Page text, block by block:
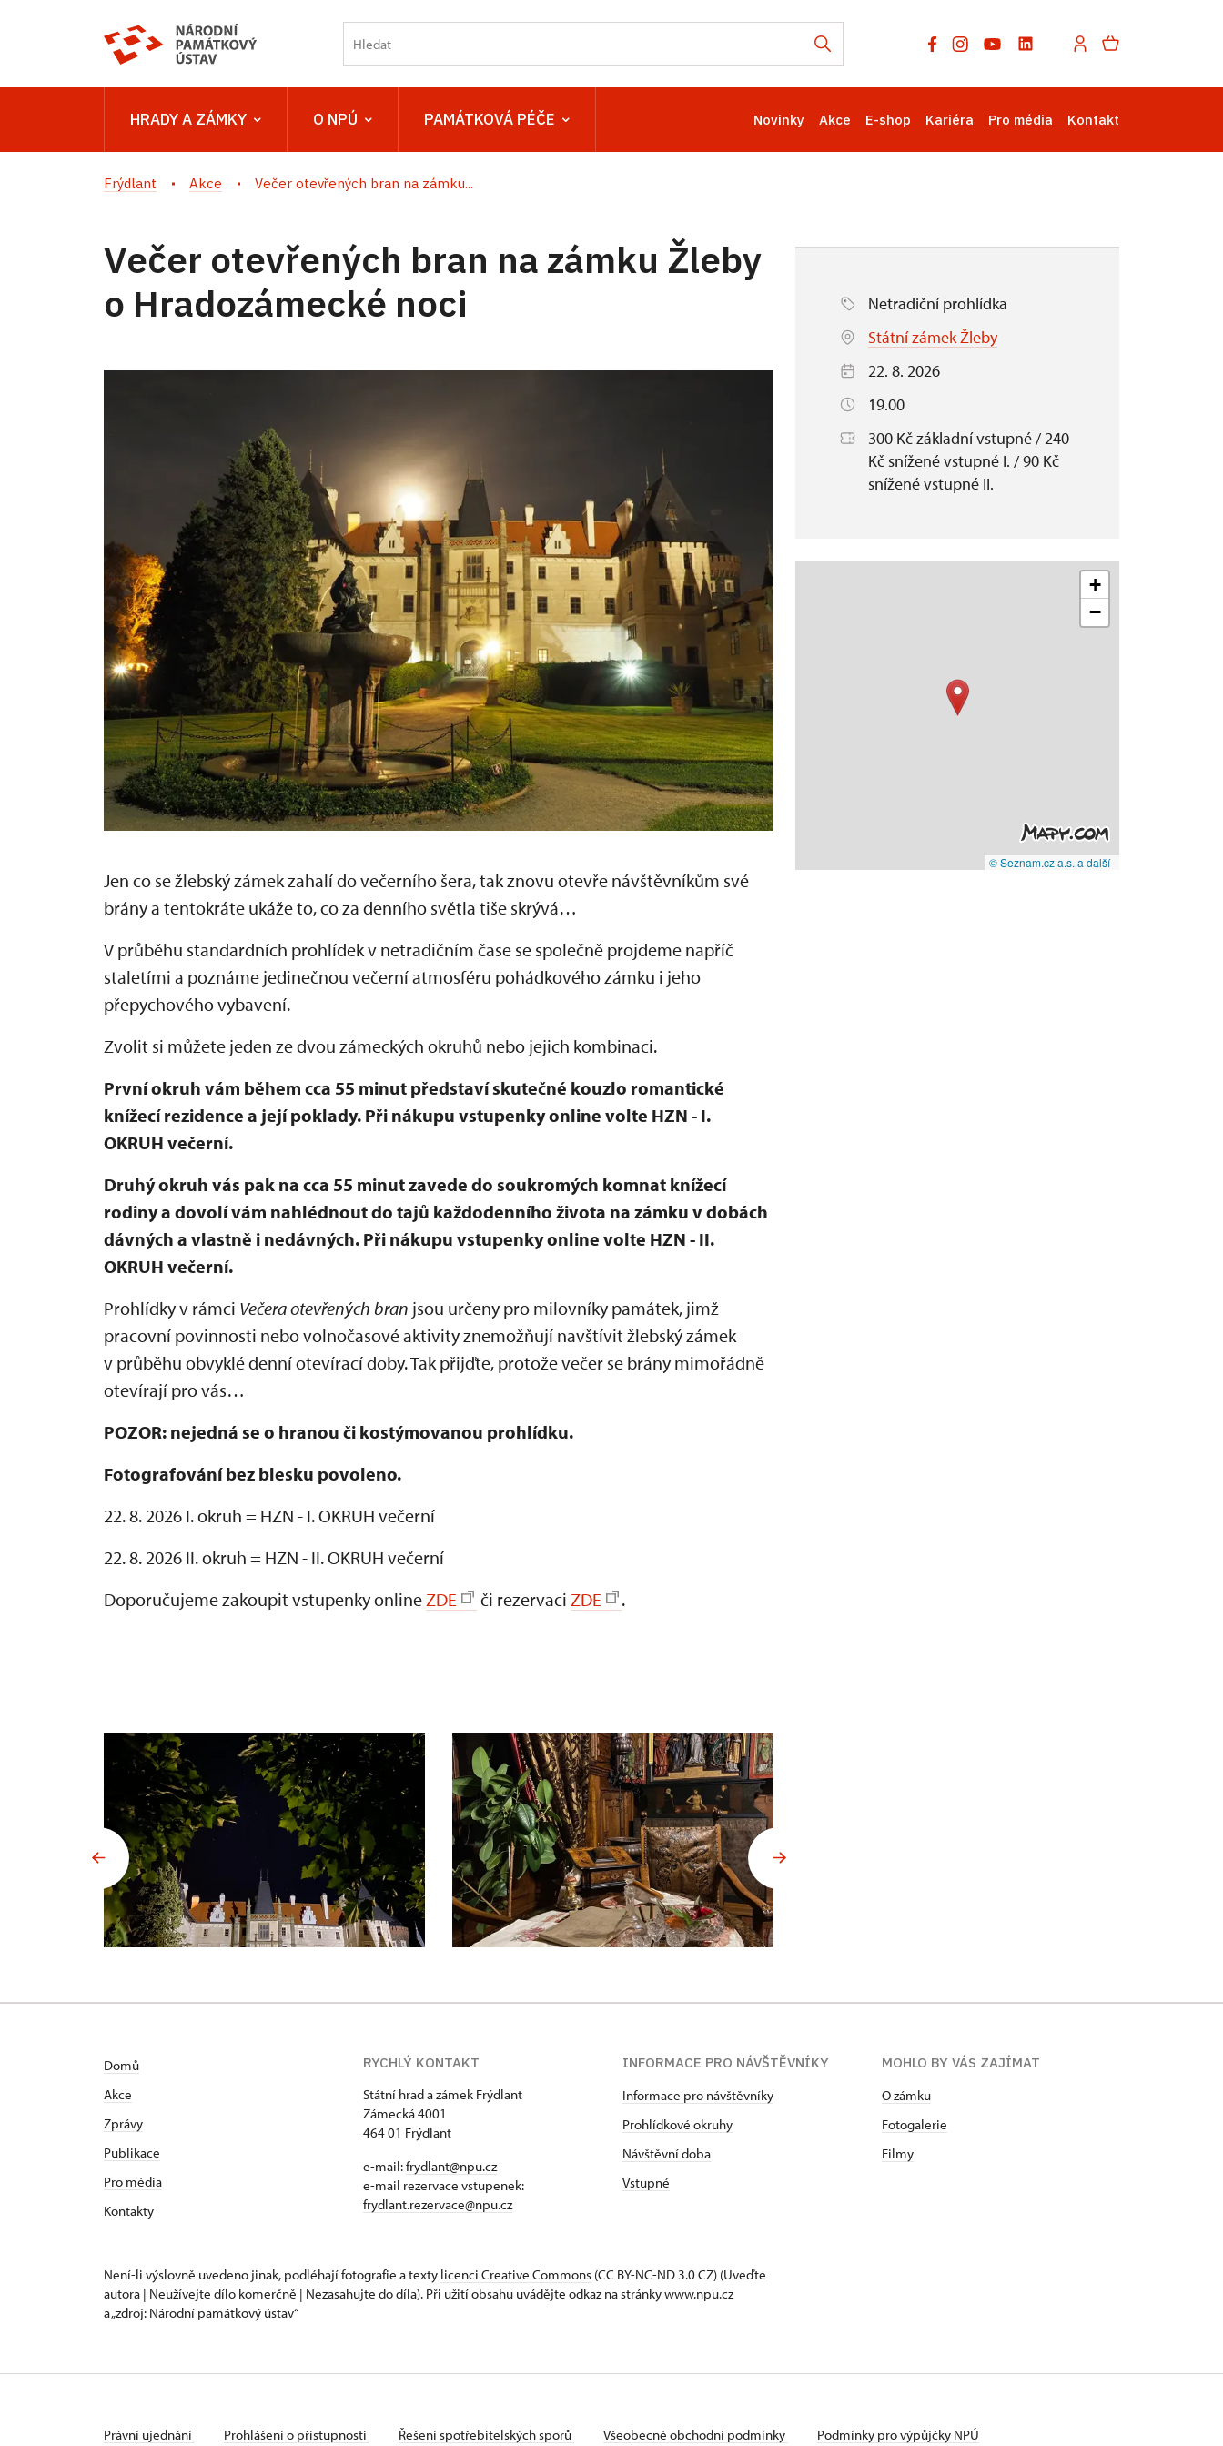
HRADY A ZÁMKY O NPÚ PAMÁTKOVÁ PÉČE Novinky Akce E-shop Kariéra Pro média Kontakt
Frýdlant Akce Večer otevřených bran na zámku...
Večer otevřených bran na zámku Žleby
o Hradozámecké noci
Jen co se žlebský zámek zahalí do večerního šera, tak znovu otevře návštěvníkům své
brány a tentokráte ukáže to, co za denního světla tiše skrývá…
V průběhu standardních prohlídek v netradičním čase se společně projdeme napříč
staletími a poznáme jedinečnou večerní atmosféru pohádkového zámku i jeho
přepychového vybavení.
Zvolit si můžete jeden ze dvou zámeckých okruhů nebo jejich kombinaci.
První okruh vám během cca 55 minut představí skutečné kouzlo romantické
knížecí rezidence a její poklady. Při nákupu vstupenky online volte HZN - I.
OKRUH večerní.
Druhý okruh vás pak na cca 55 minut zavede do soukromých komnat knížecí
rodiny a dovolí vám nahlédnout do tajů každodenního života na zámku v dobách
dávných a vlastně i nedávných. Při nákupu vstupenky online volte HZN - II.
OKRUH večerní.
Prohlídky v rámci Večera otevřených bran jsou určeny pro milovníky památek, jimž
pracovní povinnosti nebo volnočasové aktivity znemožňují navštívit žlebský zámek
v průběhu obvyklé denní otevírací doby. Tak přijďte, protože večer se brány mimořádně
otevírají pro vás…
POZOR: nejedná se o hranou či kostýmovanou prohlídku.
Fotografování bez blesku povoleno.
22. 8. 2026 I. okruh = HZN - I. OKRUH večerní
22. 8. 2026 II. okruh = HZN - II. OKRUH večerní
Doporučujeme zakoupit vstupenky onlineZDE či rezervaci ZDE .
Netradiční prohlídka
Státní zámek Žleby
22. 8. 2026
19.00
300 Kč základní vstupné / 240
Kč snížené vstupné I. / 90 Kč
snížené vstupné II.
+
−
© Seznam.cz a.s. a další
Domů
Akce
Zprávy
Publikace
Pro média
Kontakty
RYCHLÝ KONTAKT
Státní hrad a zámek Frýdlant
Zámecká 4001
464 01 Frýdlant
e-mail:frydlant@npu.cz
e-mail rezervace vstupenek:
frydlant.rezervace@npu.cz
INFORMACE PRO NÁVŠTĚVNÍKY
Informace pro návštěvníky
Prohlídkové okruhy
Návštěvní doba
Vstupné
MOHLO BY VÁS ZAJÍMAT
O zámku
Fotogalerie
Filmy
Není-li výslovně uvedeno jinak, podléhají fotografie a texty licenci Creative Commons (CC BY-NC-ND 3.0 CZ) (Uveďte
autora | Neužívejte dílo komerčně | Nezasahujte do díla). Při užití obsahu uvádějte odkaz na stránky www.npu.cz
a „zdroj: Národní památkový ústav“
Právní ujednání Prohlášení o přístupnosti Řešení spotřebitelských sporů Všeobecné obchodní podmínky
Podmínky pro výpůjčky NPÚ